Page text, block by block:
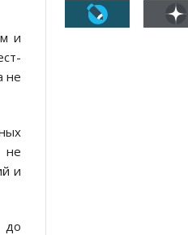
и
не
не
и
до